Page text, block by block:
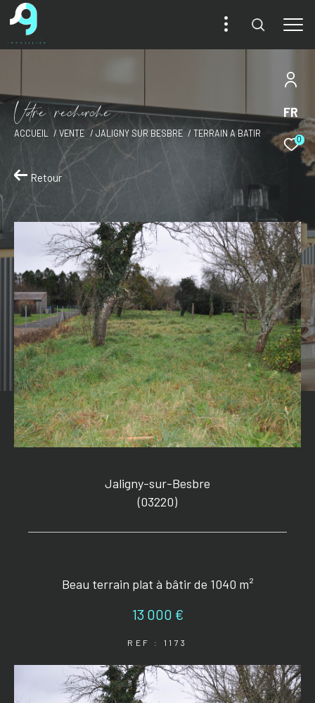
FR
0
Vore recece
ACCUEIL VENTE JALIGNY SUR BESBRE TERRAIN A BATIR
Retour
Jaligny-sur-Besbre
(03220)
Beau terrain plat à bâtir de 1040 m²
13 000 €
REF : 1173